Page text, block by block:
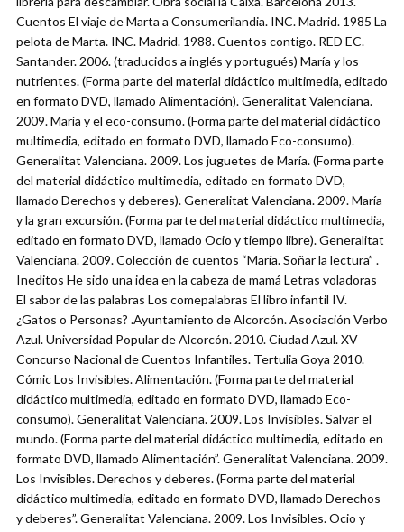
Cuentos El viaje de Marta a Consumerilandia. INC. Madrid. 1985 La
pelota de Marta. INC. Madrid. 1988. Cuentos contigo. RED EC.
Santander. 2006. (traducidos a inglés y portugués) María y los
nutrientes. (Forma parte del material didáctico multimedia, editado
en formato DVD, llamado Alimentación). Generalitat Valenciana.
2009. María y el eco-consumo. (Forma parte del material didáctico
multimedia, editado en formato DVD, llamado Eco-consumo).
Generalitat Valenciana. 2009. Los juguetes de María. (Forma parte
del material didáctico multimedia, editado en formato DVD,
llamado Derechos y deberes). Generalitat Valenciana. 2009. María
y la gran excursión. (Forma parte del material didáctico multimedia,
editado en formato DVD, llamado Ocio y tiempo libre). Generalitat
Valenciana. 2009. Colección de cuentos “María. Soñar la lectura” .
Ineditos He sido una idea en la cabeza de mamá Letras voladoras
El sabor de las palabras Los comepalabras El libro infantil IV.
¿Gatos o Personas? .Ayuntamiento de Alcorcón. Asociación Verbo
Azul. Universidad Popular de Alcorcón. 2010. Ciudad Azul. XV
Concurso Nacional de Cuentos Infantiles. Tertulia Goya 2010.
Cómic Los Invisibles. Alimentación. (Forma parte del material
didáctico multimedia, editado en formato DVD, llamado Eco-
consumo). Generalitat Valenciana. 2009. Los Invisibles. Salvar el
mundo. (Forma parte del material didáctico multimedia, editado en
formato DVD, llamado Alimentación”. Generalitat Valenciana. 2009.
Los Invisibles. Derechos y deberes. (Forma parte del material
didáctico multimedia, editado en formato DVD, llamado Derechos
y deberes”. Generalitat Valenciana. 2009. Los Invisibles. Ocio y